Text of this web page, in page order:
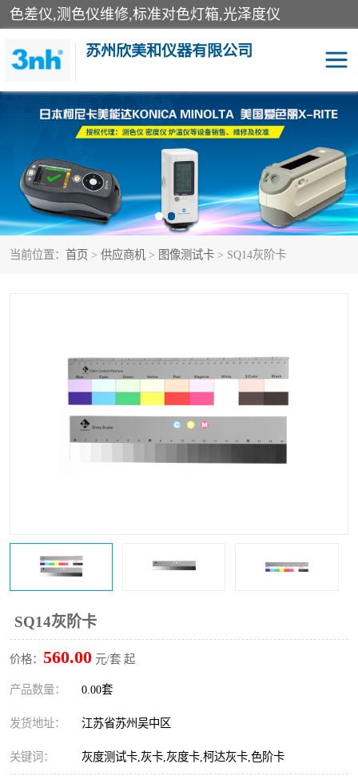
色差仪,测色仪维修,标准对色灯箱,光泽度仪
苏州欣美和仪器有限公司
当前位置： 首页 > 供应商机 > 图像测试卡 > SQ14灰阶卡
SQ14灰阶卡
价格： 560.00 元/套 起
产品数量： 0.00套
发货地址： 江苏省苏州吴中区
关键词： 灰度测试卡,灰卡,灰度卡,柯达灰卡,色阶卡
3nh色差仪 色差宝
分光色差仪 DOHO色差仪
美能达色差计 爱色丽测色仪
3nh分光测色仪 非接触式在线测色仪
印刷密度仪 图像测试卡
色差仪维修 美能达色差仪维修
配色软件
印刷看样台
条码扫描仪维修